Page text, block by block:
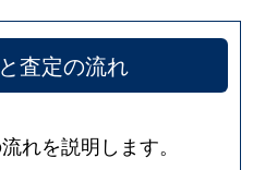
査定の流れ
れを説明します。